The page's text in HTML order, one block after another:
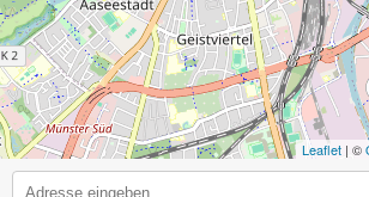
Leaflet | ©